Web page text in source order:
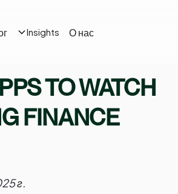
Insights О нас
TO WATCH
FINANCE
г.